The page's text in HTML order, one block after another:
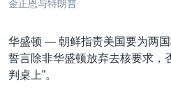
美国之音专访
重要讲话与声明
金正恩与特朗普
华盛顿 — 朝鲜指责美国要为两
誓言除非华盛顿放弃去核要求，
判桌上”。